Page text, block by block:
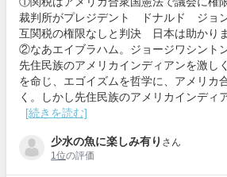
裁判所がプレジデント ドナルド ジ
互関税の権限なしと判決 日本は助かり
②なあエイブラハム。ジョージワシント
先住民族のアメリカインディアンを激し
を命じ、エゴイズムを哲学に、アメリカ
く。しかし先住民族のアメリカインディ
[続きを読む]
少水の魚に楽しみ有り さん
1位の評価